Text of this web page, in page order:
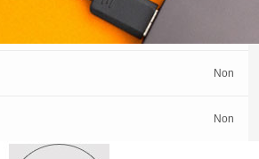
Non
Non